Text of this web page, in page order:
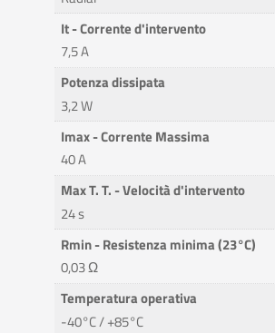
It - Corrente d'intervento
7,5 A
Potenza dissipata
3,2 W
Imax - Corrente Massima
40 A
Max T. T. - Velocità d'intervento
24 s
Rmin - Resistenza minima (23°C)
0,03 Ω
Temperatura operativa
-40°C / +85°C